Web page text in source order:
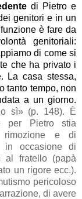
di Pietro e
genitori e in un
è fare da
genitoriali:
di come si
che ha privato i
La casa stessa,
tanto tempo, non
a un giorno.
sì» (p. 148). È
per Pietro stia
rimozione e di
in occasione di
al fratello (papà
un rigore ecc.).
pericoloso
di avere